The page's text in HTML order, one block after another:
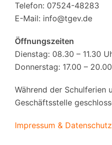
Telefon: 07524-48283
E-Mail: info@tgev.de
Öffnungszeiten
Dienstag: 08.30 – 11.30
Donnerstag: 17.00 –
Während der Schulferien
Geschäftsstelle
Impressum & Datenschutz